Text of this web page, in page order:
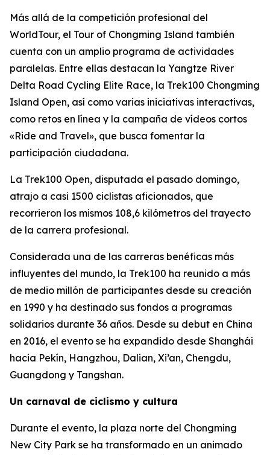
Más allá de la competición profesional del
WorldTour, el Tour of Chongming Island también
cuenta con un amplio programa de actividades
paralelas. Entre ellas destacan la Yangtze River
Delta Road Cycling Elite Race, la Trek100 Chongming
Island Open, así como varias iniciativas interactivas,
como retos en línea y la campaña de vídeos cortos
«Ride and Travel», que busca fomentar la
participación ciudadana.
La Trek100 Open, disputada el pasado domingo,
atrajo a casi 1500 ciclistas aficionados, que
recorrieron los mismos 108,6 kilómetros del trayecto
de la carrera profesional.
Considerada una de las carreras benéficas más
influyentes del mundo, la Trek100 ha reunido a más
de medio millón de participantes desde su creación
en 1990 y ha destinado sus fondos a programas
solidarios durante 36 años. Desde su debut en China
en 2016, el evento se ha expandido desde Shanghái
hacia Pekín, Hangzhou, Dalian, Xi’an, Chengdu,
Guangdong y Tangshan.
Un carnaval de ciclismo y cultura
Durante el evento, la plaza norte del Chongming
New City Park se ha transformado en un animado